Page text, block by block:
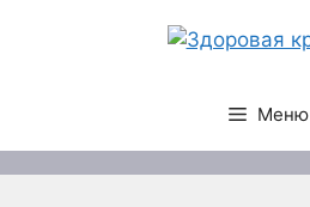
Меню